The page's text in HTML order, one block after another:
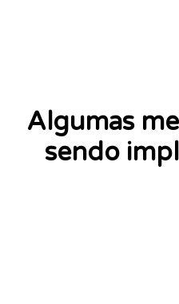
Algumas
sendo